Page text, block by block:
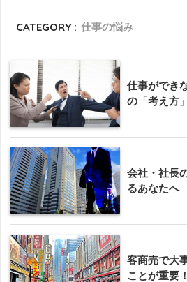
CATEGORY : 仕事の悩み
仕事ができ
の「考え方」
会社・社長
るあなたへ
客商売で大
ことが重要！